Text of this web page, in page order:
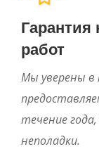
Гарантия
работ
Мы уверены в
течение
неполадки.